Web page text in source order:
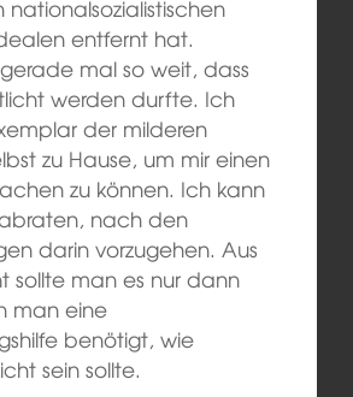
entfernt hat.
mal so weit, dass
werden durfte. Ich
der milderen
zu Hause, um mir einen
zu können. Ich kann
nach den
darin vorzugehen. Aus
sollte man es nur dann
man eine
benötigt, wie
sein sollte.